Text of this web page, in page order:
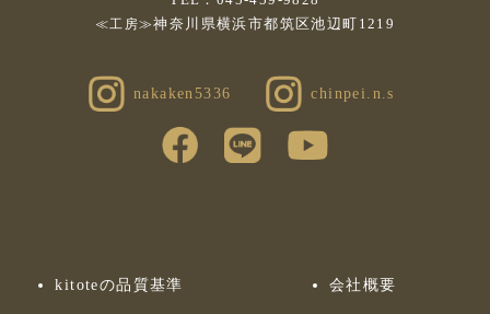
≪工房≫神奈川県横浜市都筑区池辺町1219
nakaken5336 chinpei.n.s
kitoteの品質基準 会社概要